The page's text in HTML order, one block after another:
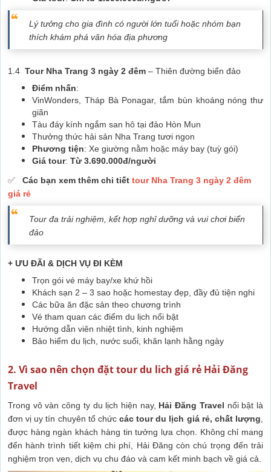
Lý tưởng cho gia đình có người lớn tuổi hoặc nhóm bạn
thích khám phá văn hóa địa phương
1.4 Tour Nha Trang 3 ngày 2 đêm – Thiên đường biển đảo
Điểm nhấn:
VinWonders, Tháp Bà Ponagar, tắm bùn khoáng nóng thư
giãn
Tàu đáy kính ngắm san hô tại đảo Hòn Mun
Thưởng thức hải sản Nha Trang tươi ngon
Phương tiện: Xe giường nằm hoặc máy bay (tuỳ gói)
Giá tour: Từ 3.690.000đ/người
✅
Các bạn xem thêm chi tiết tour Nha Trang 3 ngày 2 đêm
giá rẻ
Tour đa trải nghiệm, kết hợp nghỉ dưỡng và vui chơi biển
đảo
+ ƯU ĐÃI & DỊCH VỤ ĐI KÈM
Trọn gói vé máy bay/xe khứ hồi
Khách sạn 2 – 3 sao hoặc homestay đẹp, đầy đủ tiện nghi
Các bữa ăn đặc sản theo chương trình
Vé tham quan các điểm du lịch nổi bật
Hướng dẫn viên nhiệt tình, kinh nghiệm
Bảo hiểm du lịch, nước suối, khăn lạnh hằng ngày
2. Vì sao nên chọn đặt tour du lich giá rẻ Hải Đăng
Travel
Trong vô vàn công ty du lịch hiện nay, Hải Đăng Travel nổi bật là
đơn vị uy tín chuyên tổ chức các tour du lịch giá rẻ, chất lượng
được hàng ngàn khách hàng tin tưởng lựa chọn. Không chỉ mang
đến hành trình tiết kiệm chi phí, Hải Đăng còn chú trọng đến trải
nghiệm trọn vẹn, dịch vụ chu đáo và cam kết minh bạch về giá cả.